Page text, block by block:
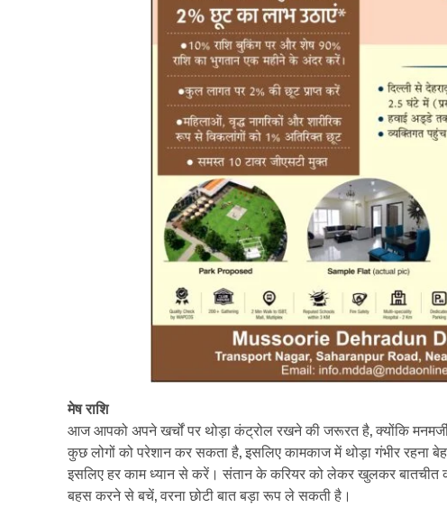
मेष राशि
आज आपको अपने खर्चों पर थोड़ा कंट्रोल रखने की जरूरत है, क्योंकि
कुछ लोगों को परेशान कर सकता है, इसलिए कामकाज में थोड़ा गंभीर रहना
इसलिए हर काम ध्यान से करें। संतान के करियर को लेकर खुलकर
बहस करने से बचें, वरना छोटी बात बड़ा रूप ले सकती है।